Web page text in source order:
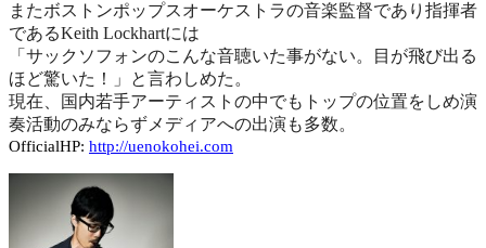
またボストンポップスオーケストラの音楽監督であり指揮者
であるKeith Lockhartには
「サックソフォンのこんな音聴いた事がない。目が飛び出る
ほど驚いた！」と言わしめた。
現在、国内若手アーティストの中でもトップの位置をしめ演
奏活動のみならずメディアへの出演も多数。
OfficialHP: http://uenokohei.com